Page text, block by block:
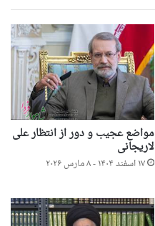
مواضع عجیب و دور از انتظار علی
لاریجانی
۱۷ اسفند ۱۴۰۴ - ۸ مارس ۲۰۲۶